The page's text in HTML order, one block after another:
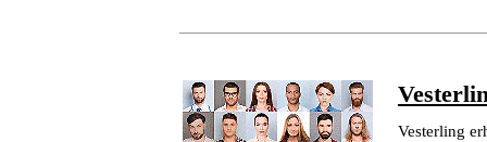
Vesterling